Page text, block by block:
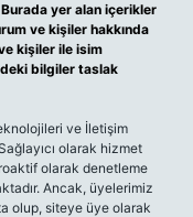
Burada yer alan içerikler
ve kişiler hakkında
kişiler ile isim
bilgiler taslak
ve İletişim
olarak hizmet
olarak denetleme
Ancak, üyelerimiz
olup, siteye üye olarak